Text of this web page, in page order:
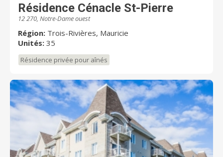
Résidence Cénacle St-Pierre
12 270, Notre-Dame ouest
Région: Trois-Rivières, Mauricie
Unités: 35
Résidence privée pour aînés